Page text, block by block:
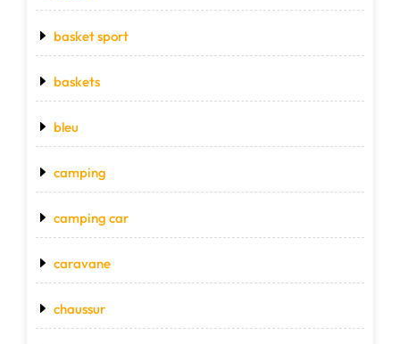
basket sport
baskets
bleu
camping
camping car
caravane
chaussur